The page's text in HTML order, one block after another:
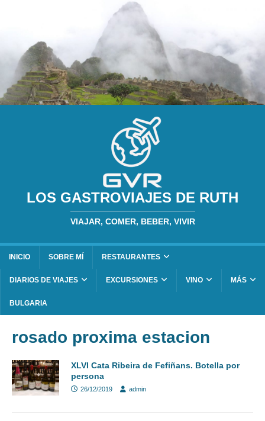
LOS GASTROVIAJES DE RUTH
VIAJAR, COMER, BEBER, VIVIR
INICIO SOBRE MÍ RESTAURANTES
DIARIOS DE VIAJES EXCURSIONES VINO MÁS
BULGARIA
rosado proxima estacion
XLVI Cata Ribeira de Fefiñans. Botella por
persona
26/12/2019 admin